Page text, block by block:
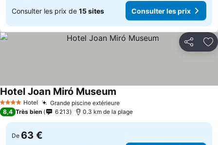
Consulter les prix de 15 sites Consulter les prix
Partager
4 Étoiles Hotel Grande piscine extérieure
Hotel Joan Miró Museum
8,4 Très bien 6 213 0.3 km de la plage
De 63 €